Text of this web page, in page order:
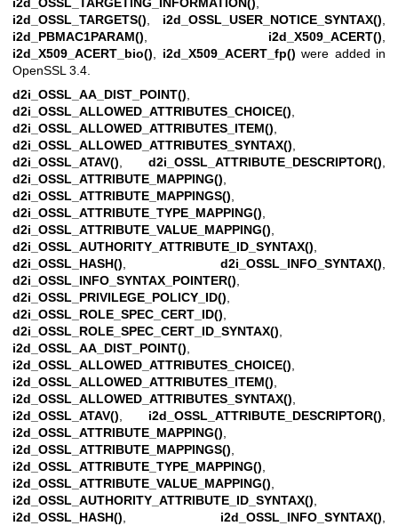
i2d_OSSL_TARGETS()
i2d_OSSL_USER_NOTICE_SYNTAX()
i2d_PBMAC1PARAM()
i2d_X509_ACERT()
i2d_X509_ACERT_bio()
i2d_X509_ACERT_fp() were added in
OpenSSL 3.4.
d2i_OSSL_AA_DIST_POINT(),
d2i_OSSL_ALLOWED_ATTRIBUTES_CHOICE(),
d2i_OSSL_ALLOWED_ATTRIBUTES_ITEM(),
d2i_OSSL_ALLOWED_ATTRIBUTES_SYNTAX(),
d2i_OSSL_ATAV(), d2i_OSSL_ATTRIBUTE_DESCRIPTOR(),
d2i_OSSL_ATTRIBUTE_MAPPING(),
d2i_OSSL_ATTRIBUTE_MAPPINGS(),
d2i_OSSL_ATTRIBUTE_TYPE_MAPPING(),
d2i_OSSL_ATTRIBUTE_VALUE_MAPPING(),
d2i_OSSL_AUTHORITY_ATTRIBUTE_ID_SYNTAX(),
d2i_OSSL_HASH(), d2i_OSSL_INFO_SYNTAX(),
d2i_OSSL_INFO_SYNTAX_POINTER(),
d2i_OSSL_PRIVILEGE_POLICY_ID(),
d2i_OSSL_ROLE_SPEC_CERT_ID(),
d2i_OSSL_ROLE_SPEC_CERT_ID_SYNTAX(),
i2d_OSSL_AA_DIST_POINT(),
i2d_OSSL_ALLOWED_ATTRIBUTES_CHOICE(),
i2d_OSSL_ALLOWED_ATTRIBUTES_ITEM(),
i2d_OSSL_ALLOWED_ATTRIBUTES_SYNTAX(),
i2d_OSSL_ATAV(), i2d_OSSL_ATTRIBUTE_DESCRIPTOR(),
i2d_OSSL_ATTRIBUTE_MAPPING(),
i2d_OSSL_ATTRIBUTE_MAPPINGS(),
i2d_OSSL_ATTRIBUTE_TYPE_MAPPING(),
i2d_OSSL_ATTRIBUTE_VALUE_MAPPING(),
i2d_OSSL_AUTHORITY_ATTRIBUTE_ID_SYNTAX(),
i2d_OSSL_HASH(), i2d_OSSL_INFO_SYNTAX(),